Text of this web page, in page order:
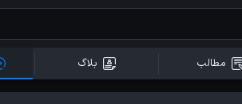
مطالب بلاگ